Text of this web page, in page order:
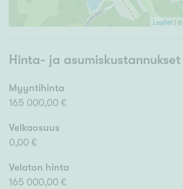
Leaflet | ©
Hinta- ja asumiskustannukset
Myyntihinta
165 000,00 €
Velkaosuus
0,00 €
Velaton hinta
165 000,00 €